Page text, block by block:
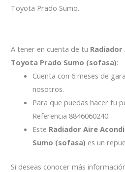
Toyota Prado Sumo.
A tener en cuenta de tu
Toyota Prado Sumo (sofasa):
Cuenta con 6 meses de
nosotros.
Para que puedas hacer tu
Referencia 8846060240
Este Radiador Aire
Sumo (sofasa) es un
Si deseas conocer más